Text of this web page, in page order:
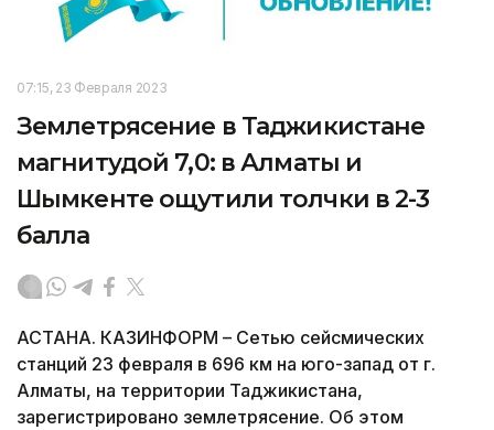
07:15, 23 Февраля 2023
Землетрясение в Таджикистане
магнитудой 7,0: в Алматы и
Шымкенте ощутили толчки в 2-3
балла
АСТАНА. КАЗИНФОРМ – Сетью сейсмических
станций 23 февраля в 696 км на юго-запад от г.
Алматы, на территории Таджикистана,
зарегистрировано землетрясение. Об этом